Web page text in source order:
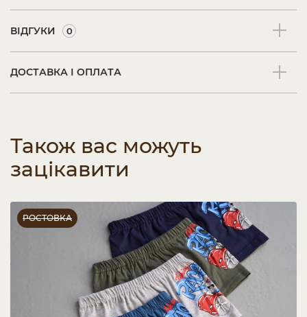
ВІДГУКИ 0
ДОСТАВКА І ОПЛАТА
Також вас можуть
зацікавити
РОСТОВКА